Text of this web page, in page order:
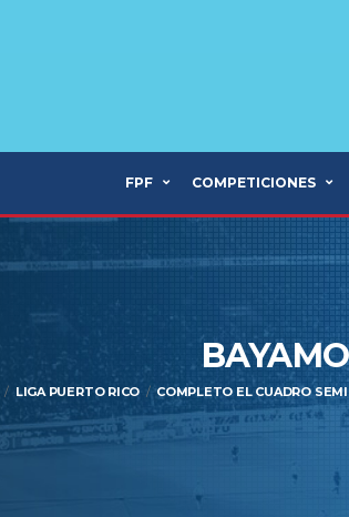
FPF COMPETICIONES
LIGA PUERTO RICO COMPLETO EL CUADRO